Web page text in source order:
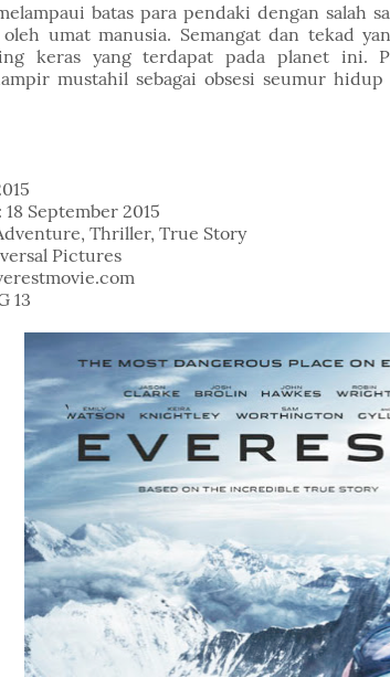
batas para pendaki dengan salah
umat manusia. Semangat dan tekad
keras yang terdapat pada planet ini.
mustahil sebagai obsesi seumur
September 2015
Thriller, True Story
Pictures
13